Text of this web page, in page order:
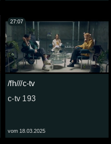
/fh///c-tv
c-tv 193
vom 18.03.2025
27:07